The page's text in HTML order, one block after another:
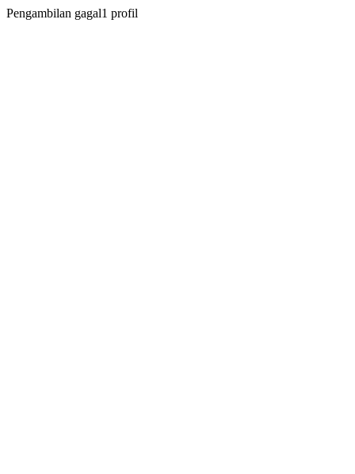
Pengambilan gagal1 profil